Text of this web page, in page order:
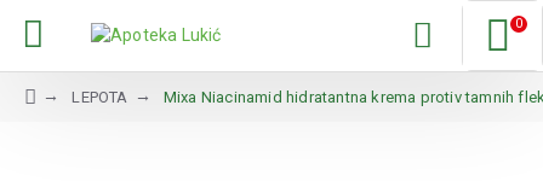
0
LEPOTA Mixa Niacinamid hidratantna krema protiv tamnih